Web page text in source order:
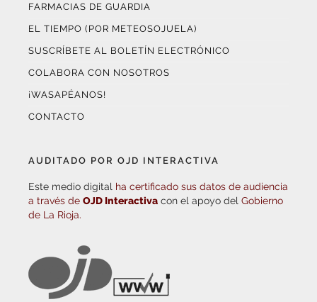
FARMACIAS DE GUARDIA
EL TIEMPO (POR METEOSOJUELA)
SUSCRÍBETE AL BOLETÍN ELECTRÓNICO
COLABORA CON NOSOTROS
¡WASAPÉANOS!
CONTACTO
AUDITADO POR OJD INTERACTIVA
Este medio digital ha certificado sus datos de audiencia
a través de OJD Interactiva con el apoyo del Gobierno
de La Rioja.